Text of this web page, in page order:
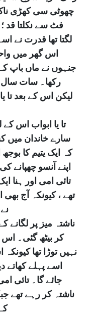
چھوٹی سی کھڑی
فٹ سے نکلتا قد
لگتا تھا قدرت نے
اس گھر میں
جنہوں نے ماں باپ
رکھا۔ سات
لیکن اس کے بعد تا
تا یا ابواب اس کے
سارے خاندان
کہ ایک یتیم کا
اپنے آنسو
تائی امی اور ہنا
تھے ، کیونکہ آج
ناشتہ میز پر
کر بیٹھ گئی۔ اس
نہیں توڑا تھا
اسے پہلے کھاتے
جائے گا۔ تائی
ناشتہ کر رہے تھے